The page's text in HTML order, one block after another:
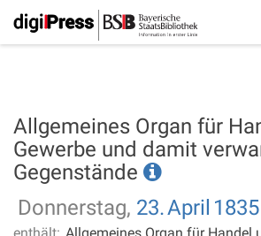
Allgemeines Organ für
Gewerbe und damit
Gegenstände
Donnerstag, 23.April 1835